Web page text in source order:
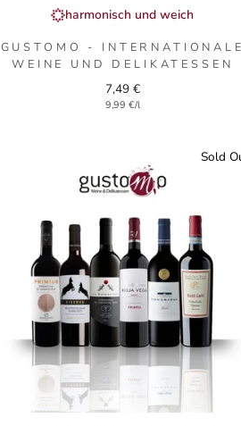
harmonisch und weich
GUSTOMO - INTERNATIONALE
WEINE UND DELIKATESSEN
7,49 €
9,99 €/l
Sold